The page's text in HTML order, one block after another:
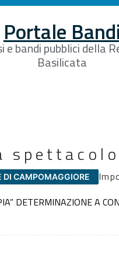
Portale
e bandi pubblici della
Basilicata
DI CAMPOMAGGIORE
DETERMINAZIONE A